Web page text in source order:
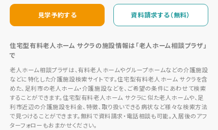
見学予約する 資料請求する（無料）
住宅型有料老人ホーム サクラの施設情報は「老人ホーム相談プラザ」
で
老人ホーム相談プラザは、有料老人ホームやグループホームなどの介護施設
などに特化した介護施設検索サイトです。住宅型有料老人ホーム サクラを含
めた、足利市の老人ホーム・介護施設などを、ご希望の条件にあわせて検索
することができます。住宅型有料老人ホーム サクラに似た老人ホームや、足
利市近辺の介護施設を料金、特徴、取り扱いできる病状など様々な検索方法
で見つけることができます。無料で資料請求・電話相談も可能。入居後のアフ
ターフォローもおまかせください。